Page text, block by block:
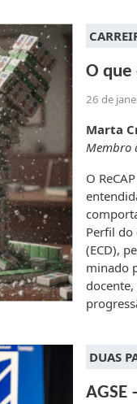
O que
26 de
Marta
Membro
O
Perfil do
(ECD),
minado
DUAS
AGSE